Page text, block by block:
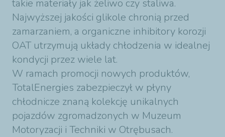
takie materiały jak żeliwo czy staliwa.
Najwyższej jakości glikole chronią przed
zamarzaniem, a organiczne inhibitory korozji
OAT utrzymują układy chłodzenia w idealnej
kondycji przez wiele lat.
W ramach promocji nowych produktów,
TotalEnergies zabezpieczył w płyny
chłodnicze znaną kolekcję unikalnych
pojazdów zgromadzonych w Muzeum
Motoryzacji i Techniki w Otrębusach.